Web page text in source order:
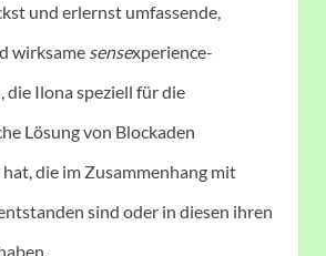
und erlernst umfassende,
wirksame sensexperience-
die Ilona speziell für die
Lösung von Blockaden
die im Zusammenhang mit
sind oder in diesen ihren